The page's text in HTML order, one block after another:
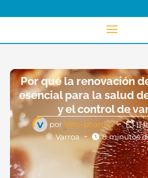
Por qué la renovación
esencial para la salud
y el control de
porVéto-pharma
11
Varroa
8 minutos